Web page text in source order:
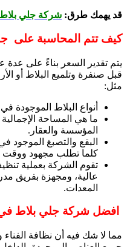
قد يهمك طرق: شركة جلي
كيف تتم المحاسبة على
يتم تقدير السعر بناءً على
قبل صنفرة وتلميع البلاط أو
مثل:
أنواع البلاط الموجودة في
ما هي المساحة
المؤسسة والعقار.
البقع والتصبغ الموجود
كلما تطلب مجهود ووقت
تقوم الشركة بعملية
عالية، ومجهزة بفريق
المعدات.
افضل شركة جلي بلاط
مما لا شك فيه أن نظافة